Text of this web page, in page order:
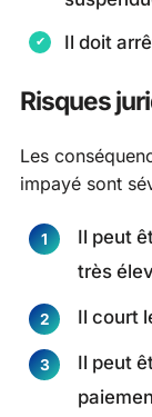
Il doit
Risques
Les
impayé sont
Il peut
très
Il court
Il peut